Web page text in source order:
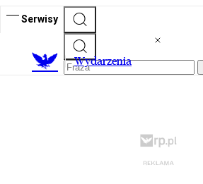
Serwisy
Wydarzenia